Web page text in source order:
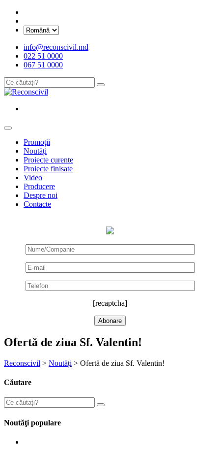
info@reconscivil.md
022 51 0000
067 51 0000
Promoții
Noutăți
Proiecte curente
Proiecte finisate
Video
Producere
Despre noi
Contacte
[recaptcha]
Ofertă de ziua Sf. Valentin!
Reconscivil > Noutăți > Ofertă de ziua Sf. Valentin!
Căutare
Noutăţi populare